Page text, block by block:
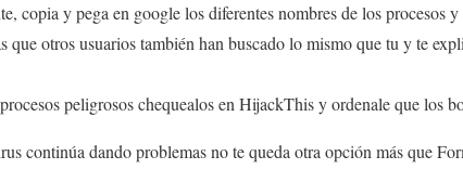
copia y pega en google los diferentes nombres de los procesos
que otros usuarios también han buscado lo mismo que tu y te
peligrosos chequealos en HijackThis y ordenale que los
continúa dando problemas no te queda otra opción más que